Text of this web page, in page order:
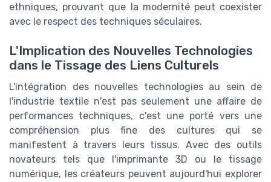
ethniques, prouvant que la modernité peut coexister
avec le respect des techniques séculaires.
L'Implication des Nouvelles Technologies
dans le Tissage des Liens Culturels
L'intégration des nouvelles technologies au sein de
l'industrie textile n'est pas seulement une affaire de
performances techniques, c'est une porté vers une
compréhension plus fine des cultures qui se
manifestent à travers leurs tissus. Avec des outils
novateurs tels que l'imprimante 3D ou le tissage
numérique, les créateurs peuvent aujourd'hui explorer